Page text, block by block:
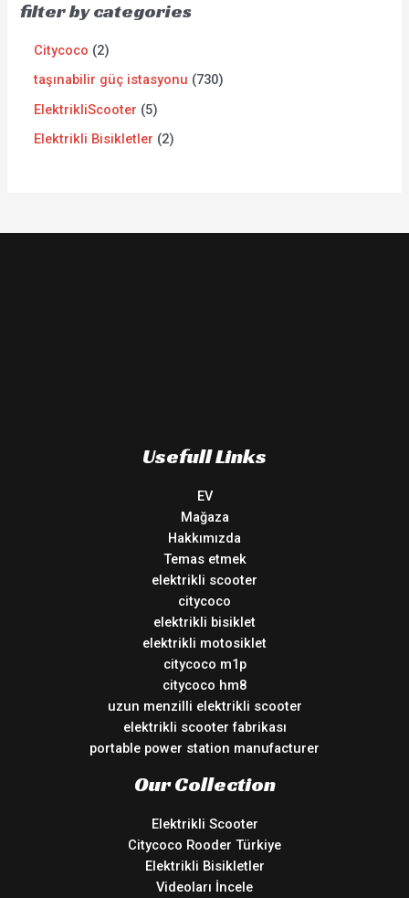
filter by categories
Citycoco
2
taşınabilir güç istasyonu
730
ElektrikliScooter
5
Elektrikli Bisikletler
2
Usefull Links
EV
Mağaza
Hakkımızda
Temas etmek
elektrikli scooter
citycoco
elektrikli bisiklet
elektrikli motosiklet
citycoco m1p
citycoco hm8
uzun menzilli elektrikli scooter
elektrikli scooter fabrikası
portable power station manufacturer
Our Collection
Elektrikli Scooter
Citycoco Rooder Türkiye
Elektrikli Bisikletler
Videoları İncele